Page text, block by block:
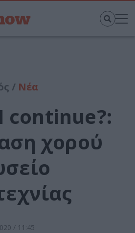
/ Νέα
continue?:
χορού
/ 11:45